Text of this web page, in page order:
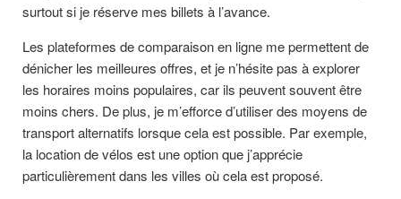
surtout si je réserve mes billets à l’avance.
Les plateformes de comparaison en ligne me permettent de
dénicher les meilleures offres, et je n’hésite pas à explorer
les horaires moins populaires, car ils peuvent souvent être
moins chers. De plus, je m’efforce d’utiliser des moyens de
transport alternatifs lorsque cela est possible. Par exemple,
la location de vélos est une option que j’apprécie
particulièrement dans les villes où cela est proposé.